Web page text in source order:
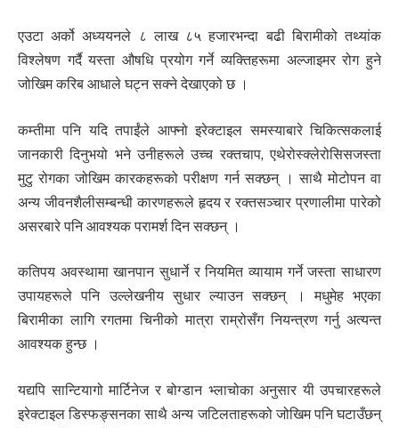
एउटा अर्को अध्ययनले ८ लाख ८५ हजारभन्दा बढी बिरामीको तथ्यांक
विश्लेषण गर्दै यस्ता औषधि प्रयोग गर्ने व्यक्तिहरूमा अल्जाइमर रोग हुने
जोखिम करिब आधाले घट्न सक्ने देखाएको छ ।
कम्तीमा पनि यदि तपाईंले आफ्नो इरेक्टाइल समस्याबारे चिकित्सकलाई
जानकारी दिनुभयो भने उनीहरूले उच्च रक्तचाप, एथेरोस्क्लेरोसिसजस्ता
मुटु रोगका जोखिम कारकहरूको परीक्षण गर्न सक्छन् । साथै मोटोपन वा
अन्य जीवनशैलीसम्बन्धी कारणहरूले हृदय र रक्तसञ्चार प्रणालीमा पारेको
असरबारे पनि आवश्यक परामर्श दिन सक्छन् ।
कतिपय अवस्थामा खानपान सुधार्ने र नियमित व्यायाम गर्ने जस्ता साधारण
उपायहरूले पनि उल्लेखनीय सुधार ल्याउन सक्छन् । मधुमेह भएका
बिरामीका लागि रगतमा चिनीको मात्रा राम्रोसँग नियन्त्रण गर्नु अत्यन्त
आवश्यक हुन्छ ।
यद्यपि सान्टियागो मार्टिनेज र बोग्डान भ्लाचोका अनुसार यी उपचारहरूले
इरेक्टाइल डिस्फङ्सनका साथै अन्य जटिलताहरूको जोखिम पनि घटाउँछन्